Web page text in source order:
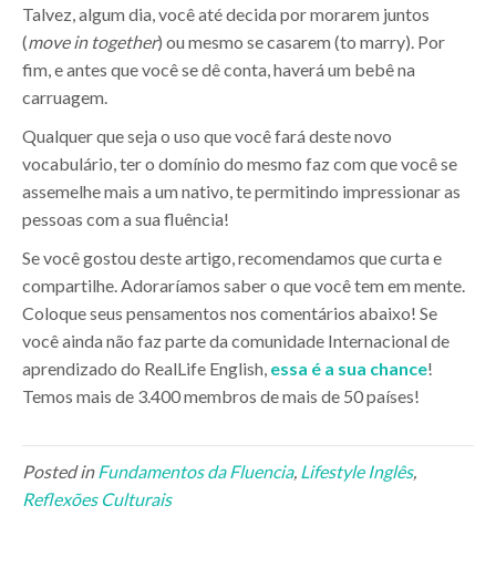
Talvez, algum dia, você até decida por morarem juntos
(move in together) ou mesmo se casarem (to marry). Por
fim, e antes que você se dê conta, haverá um bebê na
carruagem.
Qualquer que seja o uso que você fará deste novo
vocabulário, ter o domínio do mesmo faz com que você se
assemelhe mais a um nativo, te permitindo impressionar as
pessoas com a sua fluência!
Se você gostou deste artigo, recomendamos que curta e
compartilhe. Adoraríamos saber o que você tem em mente.
Coloque seus pensamentos nos comentários abaixo! Se
você ainda não faz parte da comunidade Internacional de
aprendizado do RealLife English, essa é a sua chance!
Temos mais de 3.400 membros de mais de 50 países!
Posted inFundamentos da Fluencia, Lifestyle Inglês,
Reflexões Culturais